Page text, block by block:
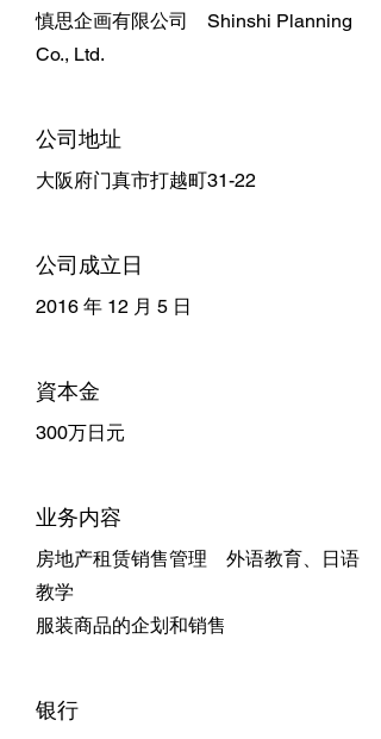
慎思企画有限公司 Shinshi Planning
Co., Ltd.
公司地址
大阪府门真市打越町31-22
公司成立日
2016 年 12 月 5 日
資本金
300万日元
业务内容
房地产租赁销售管理 外语教育、日语
教学
服装商品的企划和销售
银行